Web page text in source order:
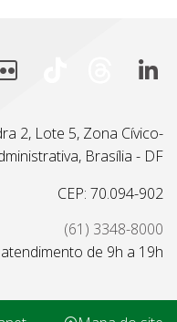
2, Lote 5, Zona Cívico-
Brasília - DF
CEP: 70.094-902
(61) 3348-8000
de 9h a 19h